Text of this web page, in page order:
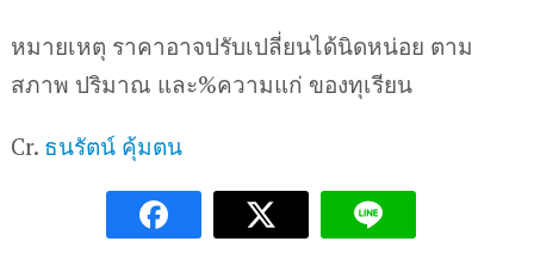
หมายเหตุ ราคาอาจปรับเปลี่ยนได้นิดหน่อย ตาม
สภาพ ปริมาณ และ%ความแก่ ของทุเรียน
Cr. ธนรัตน์ คุ้มตน